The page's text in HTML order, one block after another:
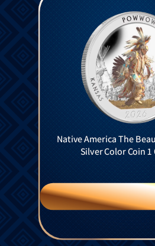
Native America The
Silver Color Coin 1